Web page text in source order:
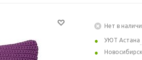
Нет в
УЮТ Астана